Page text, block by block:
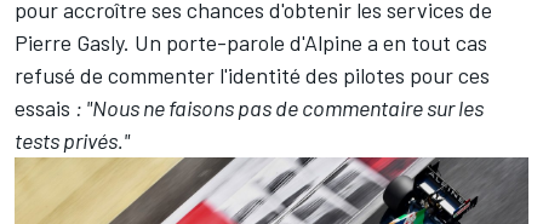
pour accroître ses chances d'obtenir les services de
Pierre Gasly. Un porte-parole d'Alpine a en tout cas
refusé de commenter l'identité des pilotes pour ces
essais : "Nous ne faisons pas de commentaire sur les
tests privés."